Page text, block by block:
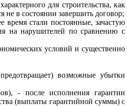
для строительства, как
в состоянии завершить договор;
стали постоянные, зачастую
на нарушителей по сравнению с
условий и существенно
возможные убытки
- после исполнения гарантии
(выплаты гарантийной суммы) с